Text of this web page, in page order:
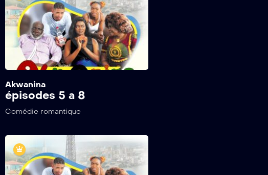
Akwanina
épisodes 5 a 8
Comédie romantique